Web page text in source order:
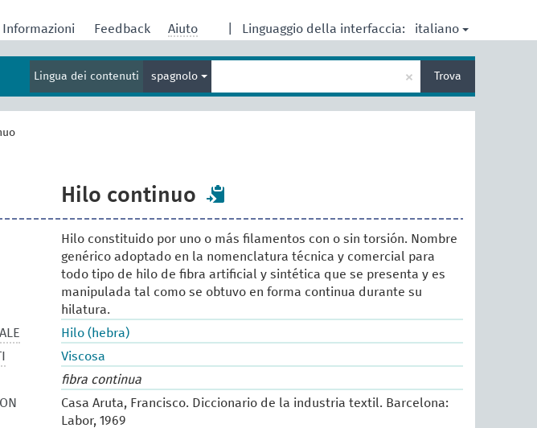
Linguaggio della interfaccia: italiano
Informazioni Feedback Aiuto
Lingua dei contenuti spagnolo
termine
per
× Trova
Hilo continuo
Hilo constituido por uno o más filamentos con o sin torsión. Nombre
genérico adoptado en la nomenclatura técnica y comercial para
todo tipo de hilo de fibra artificial y sintética que se presenta y es
manipulada tal como se obtuvo en forma continua durante su
hilatura.
Hilo (hebra)
Viscosa
fibra continua
Casa Aruta, Francisco. Diccionario de la industria textil. Barcelona:
Labor, 1969